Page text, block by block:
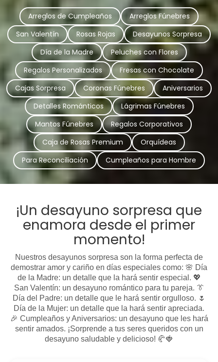
Arreglos de Cumpleaños
Arreglos Fúnebres
San Valentín
Rosas Rojas
Desayunos Sorpresa
Día de la Madre
Peluches con Flores
Regalos Personalizados
Fresas con Chocolate
Cajas Sorpresa
Coronas Fúnebres
Aniversarios
Detalles Románticos
Lágrimas Fúnebres
Mantos Fúnebres
Regalos Corporativos
Caja de Rosas Premium
Orquídeas
Para Reconciliación
Cumpleaños para Hombre
¡Un desayuno sorpresa que
enamora desde el primer
momento!
Nuestros desayunos sorpresa son la forma perfecta de
demostrar amor y cariño en días especiales como: 🌸 Día
de la Madre: un detalle que la hará sentir especial. 💖
San Valentín: un desayuno romántico para tu pareja. 👔
Día del Padre: un detalle que le hará sentir orgulloso. 🌷
Día de la Mujer: un detalle que la hará sentir apreciada.
🎉 Cumpleaños y Aniversarios: un desayuno que les hará
sentir amados. ¡Sorprende a tus seres queridos con un
desayuno saludable y delicioso! 🥐🍓